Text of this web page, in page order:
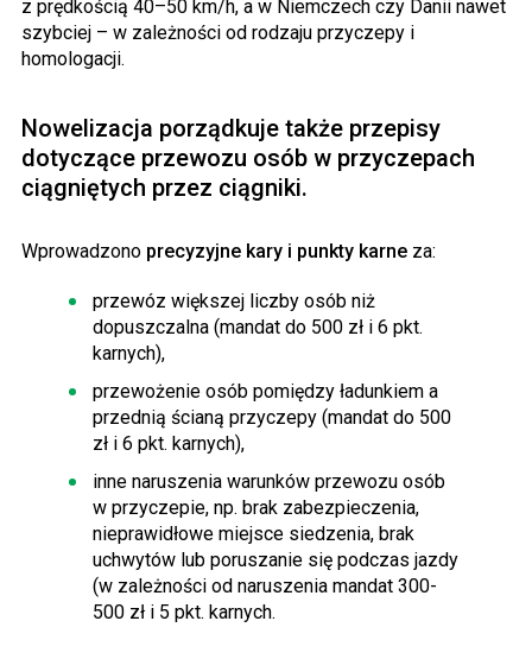
z prędkością 40–50 km/h, a w Niemczech czy Danii nawet
szybciej – w zależności od rodzaju przyczepy i
homologacji.
Nowelizacja porządkuje także przepisy
dotyczące przewozu osób w przyczepach
ciągniętych przez ciągniki.
Wprowadzono precyzyjne kary i punkty karne za:
przewóz większej liczby osób niż
dopuszczalna (mandat do 500 zł i 6 pkt.
karnych),
przewożenie osób pomiędzy ładunkiem a
przednią ścianą przyczepy (mandat do 500
zł i 6 pkt. karnych),
inne naruszenia warunków przewozu osób
w przyczepie, np. brak zabezpieczenia,
nieprawidłowe miejsce siedzenia, brak
uchwytów lub poruszanie się podczas jazdy
(w zależności od naruszenia mandat 300-
500 zł i 5 pkt. karnych.